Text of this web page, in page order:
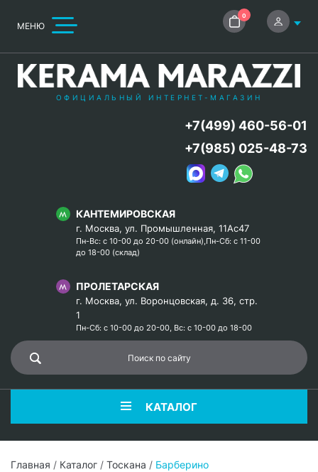
МЕНЮ
0
ОФИЦИАЛЬНЫЙ ИНТЕРНЕТ-МАГАЗИН
КАНТЕМИРОВСКАЯ
г. Москва, ул. Промышленная, 11Ас47
Пн-Вс: с 10-00 до 20-00 (онлайн),Пн-Сб: с 11-00
до 18-00 (склад)
ПРОЛЕТАРСКАЯ
г. Москва, ул. Воронцовская, д. 36, стр.
1
Пн-Сб: с 10-00 до 20-00, Вс: с 10-00 до 18-00
+7(499) 460-56-01
+7(985) 025-48-73
КАТАЛОГ
Главная / Каталог / Тоскана / Барберино